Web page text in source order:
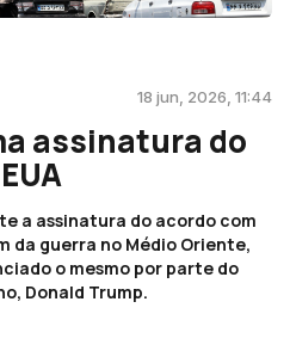
18 jun, 2026, 11:44
assinatura do
a assinatura do acordo com
da guerra no Médio Oriente,
o mesmo por parte do
Donald Trump.